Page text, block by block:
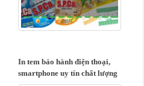
In tem bảo hành điện thoại,
smartphone uy tín chất lượng